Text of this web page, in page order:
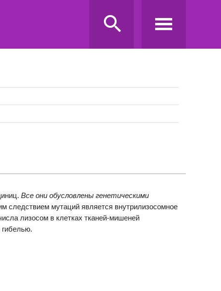
Все они обусловлены генетическими
следствием мутаций является внутрилизосомное
лизосом в клетках тканей-мишеней